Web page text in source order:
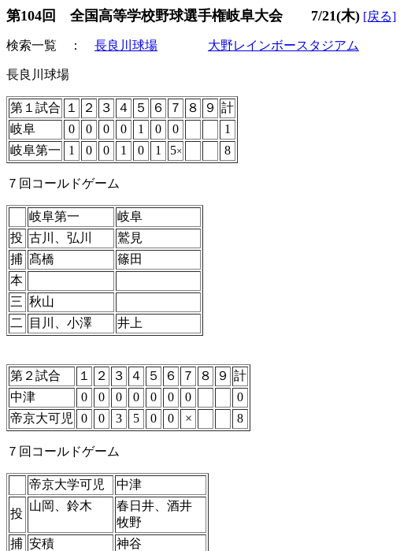
第104回 全国高等学校野球選手権岐阜大会 7/21(木) [戻る]
検索一覧 ： 長良川球場 大野レインボースタジアム
長良川球場
第１試合 １ ２ ３ ４ ５ ６ ７ ８ ９ 計
岐阜
0 0 0 0 1 0 0
1
岐阜第一
1 0 0 1 0 1 5× 8
７回コールドゲーム
岐阜第一
岐阜
投 古川、弘川
鷲見
捕 髙橋
篠田
本
三 秋山
二
目川、小澤 井上
第２試合 １ ２ ３ ４ ５ ６ ７ ８ ９ 計
中津
0 0 0 0 0 0 0
0
帝京大可児
0 0 3 5 0 0 × 8
７回コールドゲーム
帝京大学可児 中津
投
山岡、鈴木
春日井、酒井
牧野
捕 安積
神谷